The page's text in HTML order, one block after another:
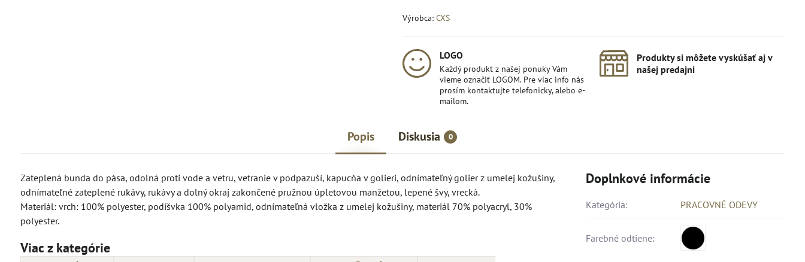
Výrobca: CXS
LOGO
Každý produkt z našej ponuky Vám
vieme označiť LOGOM. Pre viac info nás
prosím kontaktujte telefonicky, alebo e-
mailom.
Produkty si môžete vyskúšať aj v
našej predajni
Popis Diskusia 0
Zateplená bunda do pása, odolná proti vode a vetru, vetranie v podpazuší, kapucňa v golieri, odnímateľný golier z umelej kožušiny,
odnímateľné zateplené rukávy, rukávy a dolný okraj zakončené pružnou úpletovou manžetou, lepené švy, vrecká.
Materiál: vrch: 100% polyester, podíšvka 100% polyamid, odnímateľná vložka z umelej kožušiny, materiál 70% polyacryl, 30%
polyester.
Viac z kategórie
Doplnkové informácie
Kategória: PRACOVNÉ ODEVY
Farebné odtiene: